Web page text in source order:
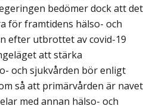
bedömer dock att det
för framtidens hälso- och
efter utbrottet av covid-19
att stärka
och sjukvården bör enligt
så att primärvården är navet
med annan hälso- och